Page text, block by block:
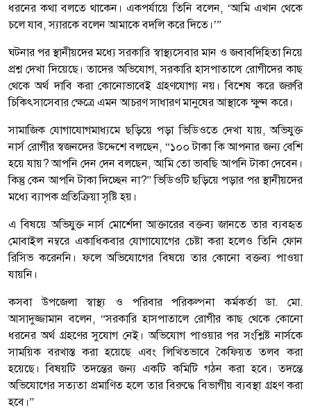
ধরনের কথা বলতে থাকেন। একপর্যায়ে তিনি বলেন, ‘আমি এখান থেকে
চলে যাব, স্যারকে বলেন আমাকে বদলি করে দিতে।’”
ঘটনার পর স্থানীয়দের মধ্যে সরকারি স্বাস্থ্যসেবার মান ও জবাবদিহিতা নিয়ে
প্রশ্ন দেখা দিয়েছে। তাদের অভিযোগ, সরকারি হাসপাতালে রোগীদের কাছ
থেকে অর্থ দাবি করা কোনোভাবেই গ্রহণযোগ্য নয়। বিশেষ করে জরুরি
চিকিৎসাসেবার ক্ষেত্রে এমন আচরণ সাধারণ মানুষের আস্থাকে ক্ষুণ্ন করে।
সামাজিক যোগাযোগমাধ্যমে ছড়িয়ে পড়া ভিডিওতে দেখা যায়, অভিযুক্ত
নার্স রোগীর স্বজনদের উদ্দেশে বলছেন, “১০০ টাকা কি আপনার জন্য বেশি
হয়ে যায়? আপনি দেন দেন বলছেন, আমি তো ভাবছি আপনি টাকা দেবেন।
কিন্তু কেন আপনি টাকা দিচ্ছেন না?” ভিডিওটি ছড়িয়ে পড়ার পর স্থানীয়দের
মধ্যে ব্যাপক প্রতিক্রিয়া সৃষ্টি হয়।
এ বিষয়ে অভিযুক্ত নার্স মোর্শেদা আক্তারের বক্তব্য জানতে তার ব্যবহৃত
মোবাইল নম্বরে একাধিকবার যোগাযোগের চেষ্টা করা হলেও তিনি ফোন
রিসিভ করেননি। ফলে অভিযোগের বিষয়ে তার কোনো বক্তব্য পাওয়া
যায়নি।
কসবা উপজেলা স্বাস্থ্য ও পরিবার পরিকল্পনা কর্মকর্তা ডা. মো.
আসাদুজ্জামান বলেন, “সরকারি হাসপাতালে রোগীর কাছ থেকে কোনো
ধরনের অর্থ গ্রহণের সুযোগ নেই। অভিযোগ পাওয়ার পর সংশ্লিষ্ট নার্সকে
সাময়িক বরখাস্ত করা হয়েছে এবং লিখিতভাবে কৈফিয়ত তলব করা
হয়েছে। বিষয়টি তদন্তের জন্য একটি কমিটি গঠন করা হবে। তদন্তে
অভিযোগের সত্যতা প্রমাণিত হলে তার বিরুদ্ধে বিভাগীয় ব্যবস্থা গ্রহণ করা
হবে।”